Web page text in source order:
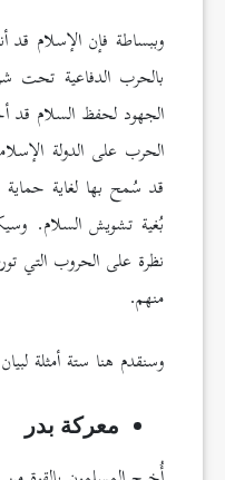
وببساطة فإن الإسلام
بالحرب الدفاعية تحت
الجهود لحفظ السلام
الحرب على الدولة
قد سُمح بها لغاية حماية
بُغية تشويش السلام.
نظرة على الحروب التي
منهم.
وسنقدم هنا ستة أمثلة
معركة بدر